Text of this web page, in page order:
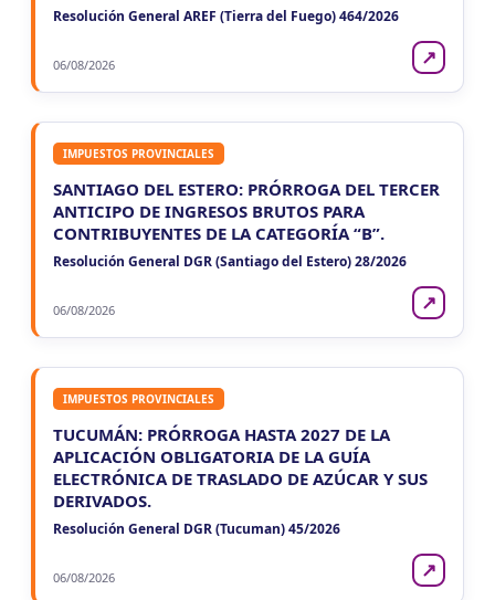
Resolución General AREF (Tierra del Fuego) 464/2026
06/08/2026 ↗
IMPUESTOS PROVINCIALES
SANTIAGO DEL ESTERO: PRÓRROGA DEL TERCER
ANTICIPO DE INGRESOS BRUTOS PARA
CONTRIBUYENTES DE LA CATEGORÍA “B”.
Resolución General DGR (Santiago del Estero) 28/2026
06/08/2026 ↗
IMPUESTOS PROVINCIALES
TUCUMÁN: PRÓRROGA HASTA 2027 DE LA
APLICACIÓN OBLIGATORIA DE LA GUÍA
ELECTRÓNICA DE TRASLADO DE AZÚCAR Y SUS
DERIVADOS.
Resolución General DGR (Tucuman) 45/2026
06/08/2026 ↗